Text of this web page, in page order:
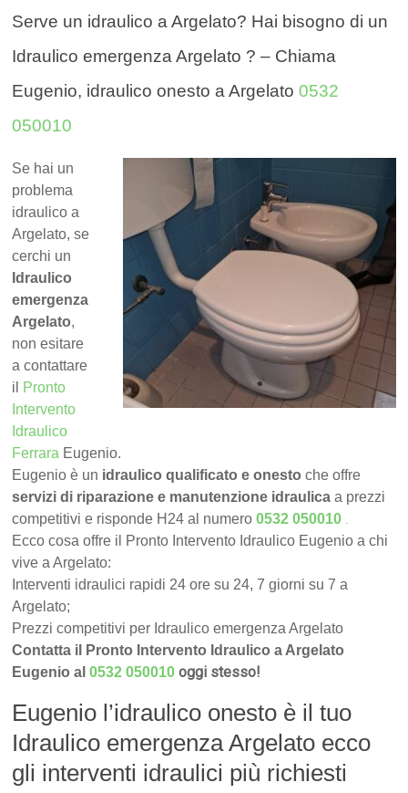
Serve un idraulico a Argelato? Hai bisogno di un
Idraulico emergenza Argelato ? – Chiama
Eugenio, idraulico onesto a Argelato0532
050010
Se hai un
problema
idraulico a
Argelato, se
cerchi un
Idraulico
emergenza
Argelato,
non esitare
a contattare
il Pronto
Intervento
Idraulico
Ferrara Eugenio.
Eugenio è un idraulico qualificato e onesto che offre
servizi di riparazione e manutenzione idraulica a prezzi
competitivi e risponde H24 al numero0532 050010 .
Ecco cosa offre il Pronto Intervento Idraulico Eugenio a chi
vive a Argelato:
Interventi idraulici rapidi 24 ore su 24, 7 giorni su 7 a
Argelato;
Prezzi competitivi per Idraulico emergenza Argelato
Contatta il Pronto Intervento Idraulico a Argelato
Eugenio al0532 050010 oggi stesso!
Eugenio l’idraulico onesto è il tuo
Idraulico emergenza Argelato ecco
gli interventi idraulici più richiesti